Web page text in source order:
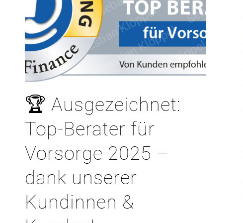
🏆 Ausgezeichnet:
Top-Berater für
Vorsorge 2025 –
dank unserer
Kundinnen &